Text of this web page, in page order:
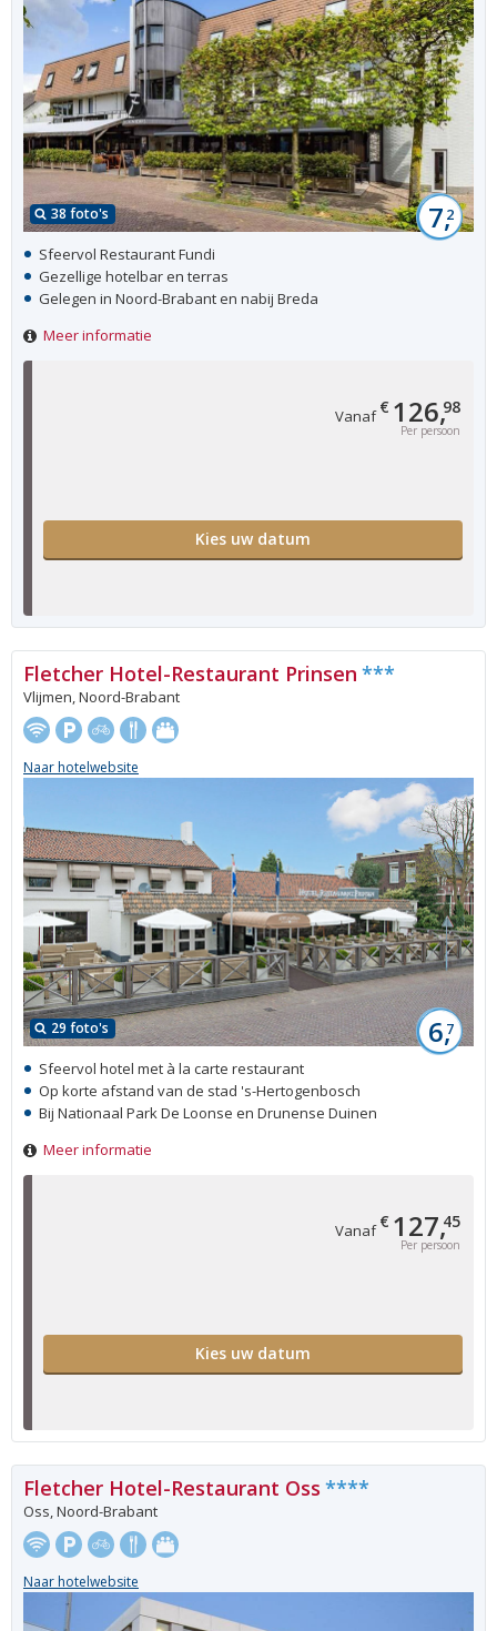
Vanaf€ 126,98
Per persoon
Kies uw datum
38 foto's 7,2
Sfeervol Restaurant Fundi
Gezellige hotelbar en terras
Gelegen in Noord-Brabant en nabij Breda
Meer informatie
Vanaf€ 127,45
Per persoon
Kies uw datum
29 foto's 6,7
Fletcher Hotel-Restaurant Prinsen ***
Vlijmen, Noord-Brabant
Naar hotelwebsite
Sfeervol hotel met à la carte restaurant
Op korte afstand van de stad 's-Hertogenbosch
Bij Nationaal Park De Loonse en Drunense Duinen
Meer informatie
Fletcher Hotel-Restaurant Oss ****
Oss, Noord-Brabant
Naar hotelwebsite